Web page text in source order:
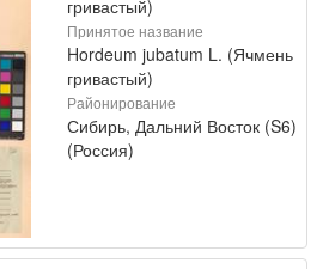
гривастый)
Принятое название
Hordeum jubatum L. (Ячмень
гривастый)
Районирование
Сибирь, Дальний Восток (S6)
(Россия)